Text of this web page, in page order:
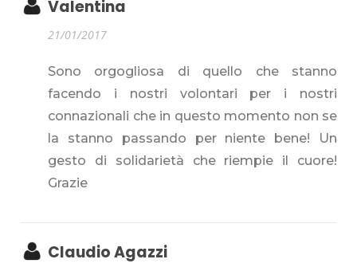
Valentina
21/01/2017
Sono orgogliosa di quello che stanno
facendo i nostri volontari per i nostri
connazionali che in questo momento non se
la stanno passando per niente bene! Un
gesto di solidarietà che riempie il cuore!
Grazie
Claudio Agazzi